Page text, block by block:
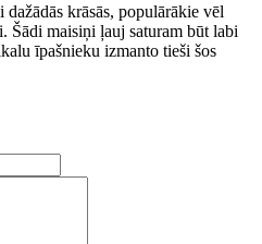
krāsās, populārākie vēl
maisiņi ļauj saturam būt labi
īpašnieku izmanto tieši šos